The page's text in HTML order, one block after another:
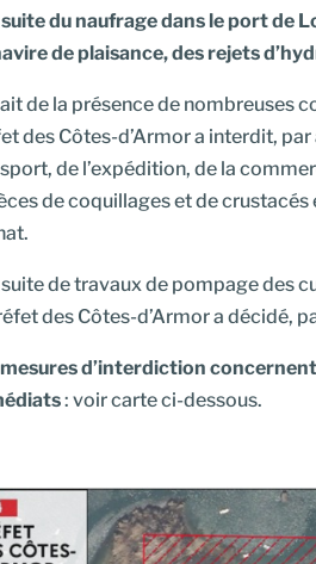
suite du naufrage dans le port de
de plaisance, des rejets
de la présence de nombreuses
des Côtes-d’Armor a interdit,
de l’expédition, de la
de coquillages et de
de travaux de pompage des
des Côtes-d’Armor a décidé,
d’interdiction
: voir carte ci-dessous.